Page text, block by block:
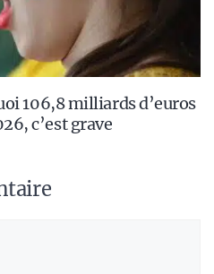
106,8 milliards d’euros
c’est grave